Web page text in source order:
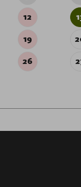
12
19
26